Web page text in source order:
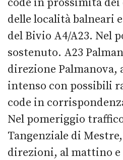
code in prossimità
delle località balneari
del Bivio A4/A23. Nel
sostenuto. A23
direzione
intenso con possibili
code in
Nel pomeriggio
Tangenziale di
direzioni, al mattino e